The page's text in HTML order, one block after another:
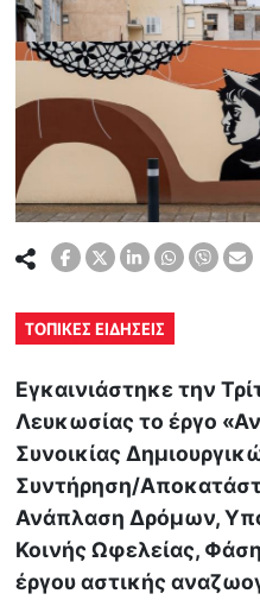
ΤΟΠΙΚΕΣ ΕΙΔΗΣΕΙΣ
Εγκαινιάστηκε την
Λευκωσίας το έργο
Συνοικίας
Συντήρηση/
Ανάπλαση Δρόμων,
Κοινής Ωφελείας,
έργου αστικής